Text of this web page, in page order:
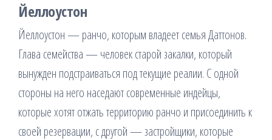
Йеллоустон
Йеллоустон — ранчо, которым владеет семья Даттонов.
Глава семейства — человек старой закалки, который
вынужден подстраиваться под текущие реалии. С одной
стороны на него наседают современные индейцы,
которые хотят отжать территорию ранчо и присоединить к
своей резервации, с другой — застройщики, которые